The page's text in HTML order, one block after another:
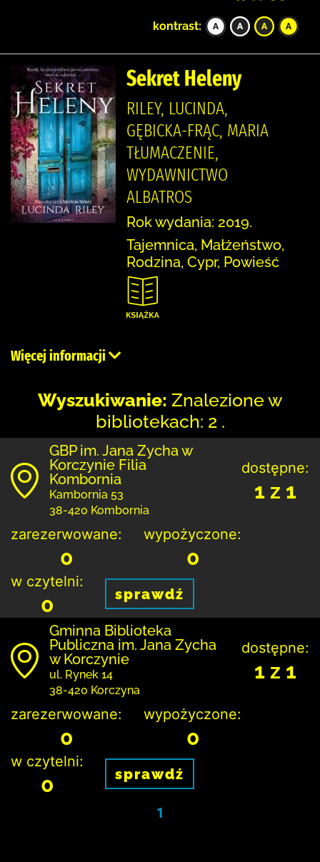
kontrast:
Sekret Heleny
RILEY, LUCINDA,
GĘBICKA-FRĄC, MARIA
TŁUMACZENIE,
WYDAWNICTWO
ALBATROS
Rok wydania: 2019.
Tajemnica, Małżeństwo,
Rodzina, Cypr, Powieść
Więcej informacji
Wyszukiwanie: Znalezione w
bibliotekach: 2 .
GBP im. Jana Zycha w
Korczynie Filia
Kombornia
Kambornia 53
38-420 Kombornia
dostępne:
1 z 1
zarezerwowane:
0
wypożyczone:
0
w czytelni:
0 sprawdź
Gminna Biblioteka
Publiczna im. Jana Zycha
w Korczynie
ul. Rynek 14
38-420 Korczyna
dostępne:
1 z 1
zarezerwowane:
0
wypożyczone:
0
w czytelni:
0 sprawdź
1